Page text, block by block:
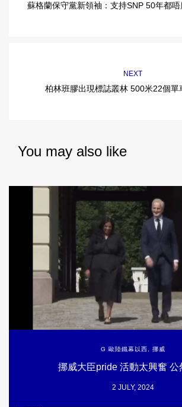
蘇格蘭保守黨新領袖：支持SNP 50年都
NEXT
柏林班膠出現標誌叢林 500米22個單
You may also like
G 歐陸鐵幕以西 , 挪威
挪威大臣pride 活動太興奮 公
2 JULY, 2024